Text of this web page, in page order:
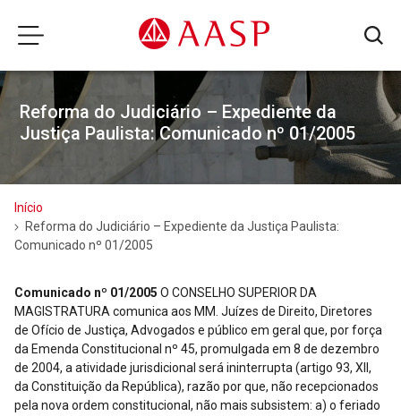
Reforma do Judiciário – Expediente da
Justiça Paulista: Comunicado nº 01/2005
Início
Reforma do Judiciário – Expediente da Justiça Paulista:
Comunicado nº 01/2005
Comunicado nº 01/2005 O CONSELHO SUPERIOR DA
MAGISTRATURA comunica aos MM. Juízes de Direito, Diretores
de Ofício de Justiça, Advogados e público em geral que, por força
da Emenda Constitucional nº 45, promulgada em 8 de dezembro
de 2004, a atividade jurisdicional será ininterrupta (artigo 93, XII,
da Constituição da República), razão por que, não recepcionados
pela nova ordem constitucional, não mais subsistem: a) o feriado